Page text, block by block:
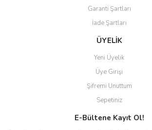
Garanti Şartları
İade Şartları
ÜYELİK
Yeni Üyelik
Üye Girişi
Şifremi Unuttum
Sepetiniz
E-Bültene Kayıt Ol!